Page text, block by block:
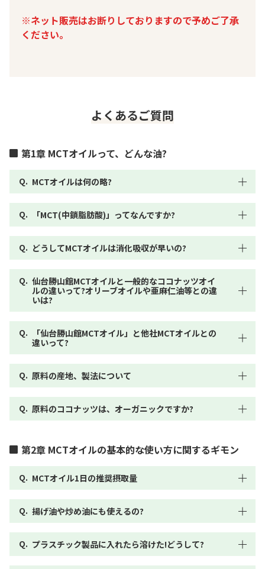
※ネット販売はお断りしておりますので予めご了承
ください。
よくあるご質問
第1章 MCTオイルって、どんな油?
MCTオイルは何の略?
「MCT(中鎖脂肪酸)」ってなんですか?
どうしてMCTオイルは消化吸収が早いの?
仙台勝山館MCTオイルと一般的なココナッツオイ
ルの違いって?オリーブオイルや亜麻仁油等との違
いは?
「仙台勝山館MCTオイル」と他社MCTオイルとの
違いって?
原料の産地、製法について
原料のココナッツは、オーガニックですか?
第2章 MCTオイルの基本的な使い方に関するギモン
MCTオイル1日の推奨摂取量
揚げ油や炒め油にも使えるの?
プラスチック製品に入れたら溶けた!どうして?